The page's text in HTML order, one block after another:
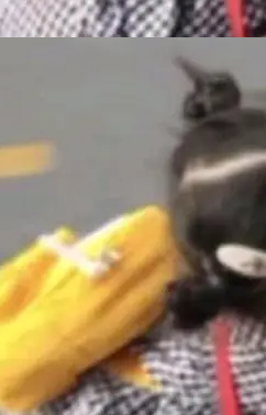
直接相关的
性化任何软件 C
DeepSeek Har
系我。请附上
境中——调用工
错误、完成闭
级统一多模态模
Lite-Preview。
以 8B-MoT 的轻
细的真实质感、
辑。 相比 U
向上带来了显著
更精细的局部纹
确的中英文文字
图...